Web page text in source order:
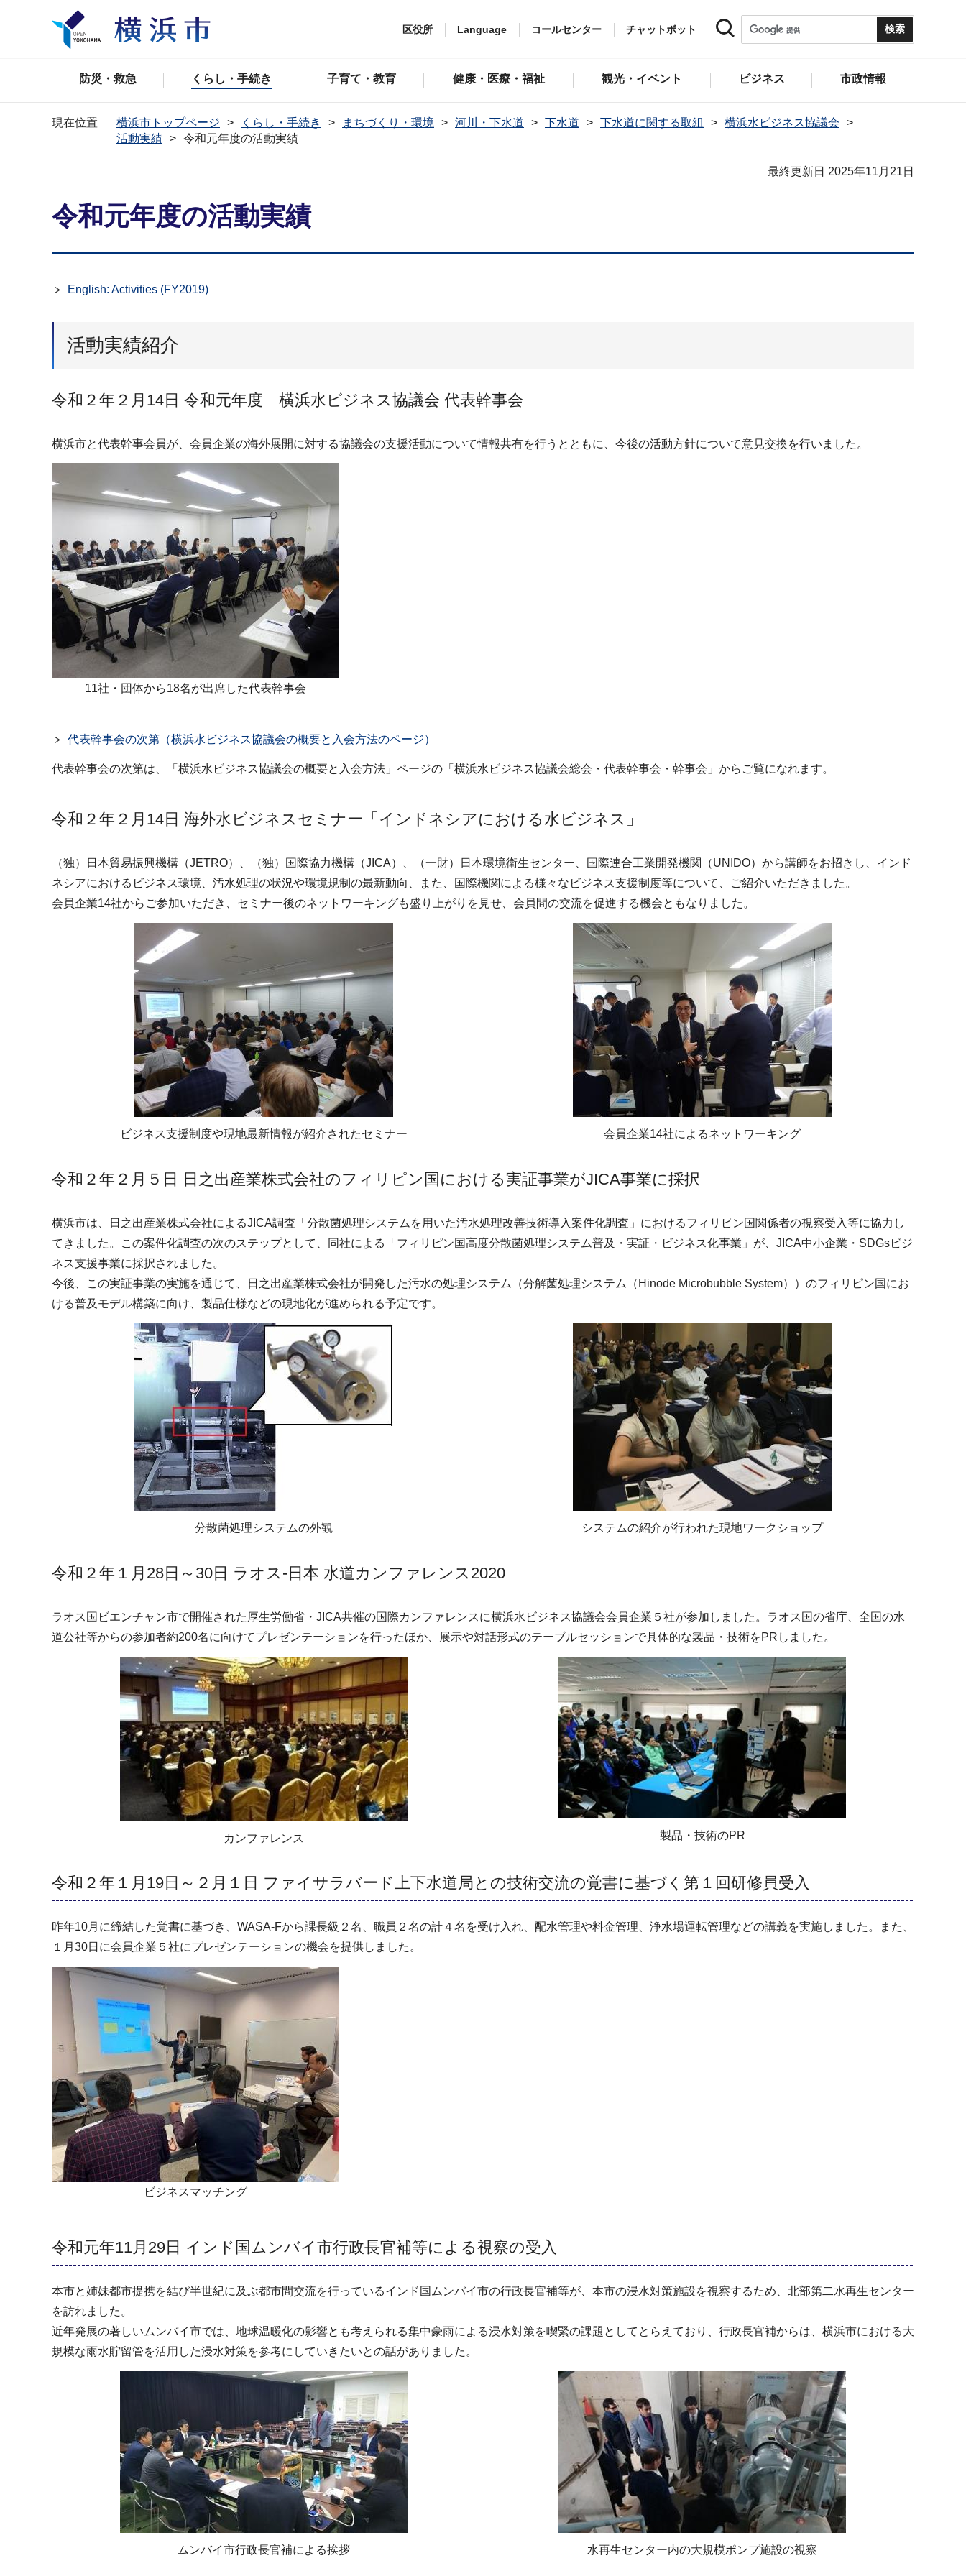
区役所 Language コールセンター チャットボット
防災・救急 くらし・手続き 子育て・教育 健康・医療・福祉 観光・イベント ビジネス 市政情報
現在位置 横浜市トップページ くらし・手続き まちづくり・環境 河川・下水道 下水道 下水道に関する取組
横浜水ビジネス協議会
活動実績
令和元年度の活動実績
最終更新日 2025年11月21日
令和元年度の活動実績
English: Activities (FY2019)
活動実績紹介
令和２年２月14日 令和元年度 横浜水ビジネス協議会 代表幹事会
横浜市と代表幹事会員が、会員企業の海外展開に対する協議会の支援活動について情報共有を行うとともに、今後の活動方針について意見交換を行いました。
11社・団体から18名が出席した代表幹事会
代表幹事会の次第（横浜水ビジネス協議会の概要と入会方法のページ）
代表幹事会の次第は、「横浜水ビジネス協議会の概要と入会方法」ページの「横浜水ビジネス協議会総会・代表幹事会・幹事会」からご覧になれます。
令和２年２月14日 海外水ビジネスセミナー「インドネシアにおける水ビジネス」
（独）日本貿易振興機構（JETRO）、（独）国際協力機構（JICA）、（一財）日本環境衛生センター、国際連合工業開発機関（UNIDO）から講師をお招きし、インド
ネシアにおけるビジネス環境、汚水処理の状況や環境規制の最新動向、また、国際機関による様々なビジネス支援制度等について、ご紹介いただきました。
会員企業14社からご参加いただき、セミナー後のネットワーキングも盛り上がりを見せ、会員間の交流を促進する機会ともなりました。
ビジネス支援制度や現地最新情報が紹介されたセミナー 会員企業14社によるネットワーキング
令和２年２月５日 日之出産業株式会社のフィリピン国における実証事業がJICA事業に採択
横浜市は、日之出産業株式会社によるJICA調査「分散菌処理システムを用いた汚水処理改善技術導入案件化調査」におけるフィリピン国関係者の視察受入等に協力し
てきました。この案件化調査の次のステップとして、同社による「フィリピン国高度分散菌処理システム普及・実証・ビジネス化事業」が、JICA中小企業・SDGsビジ
ネス支援事業に採択されました。
今後、この実証事業の実施を通じて、日之出産業株式会社が開発した汚水の処理システム（分解菌処理システム（Hinode Microbubble System））のフィリピン国にお
ける普及モデル構築に向け、製品仕様などの現地化が進められる予定です。
分散菌処理システムの外観 システムの紹介が行われた現地ワークショップ
令和２年１月28日～30日 ラオス-日本 水道カンファレンス2020
ラオス国ビエンチャン市で開催された厚生労働省・JICA共催の国際カンファレンスに横浜水ビジネス協議会会員企業５社が参加しました。ラオス国の省庁、全国の水
道公社等からの参加者約200名に向けてプレゼンテーションを行ったほか、展示や対話形式のテーブルセッションで具体的な製品・技術をPRしました。
カンファレンス 製品・技術のPR
令和２年１月19日～２月１日 ファイサラバード上下水道局との技術交流の覚書に基づく第１回研修員受入
昨年10月に締結した覚書に基づき、WASA-Fから課長級２名、職員２名の計４名を受け入れ、配水管理や料金管理、浄水場運転管理などの講義を実施しました。また、
１月30日に会員企業５社にプレゼンテーションの機会を提供しました。
ビジネスマッチング
令和元年11月29日 インド国ムンバイ市行政長官補等による視察の受入
本市と姉妹都市提携を結び半世紀に及ぶ都市間交流を行っているインド国ムンバイ市の行政長官補等が、本市の浸水対策施設を視察するため、北部第二水再生センター
を訪れました。
近年発展の著しいムンバイ市では、地球温暖化の影響とも考えられる集中豪雨による浸水対策を喫緊の課題としてとらえており、行政長官補からは、横浜市における大
規模な雨水貯留管を活用した浸水対策を参考にしていきたいとの話がありました。
ムンバイ市行政長官補による挨拶 水再生センター内の大規模ポンプ施設の視察